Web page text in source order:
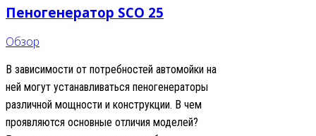
Пеногенератор SCO 25
Обзор
В зависимости от потребностей автомойки на
ней могут устанавливаться пеногенераторы
различной мощности и конструкции. В чем
проявляются основные отличия моделей?